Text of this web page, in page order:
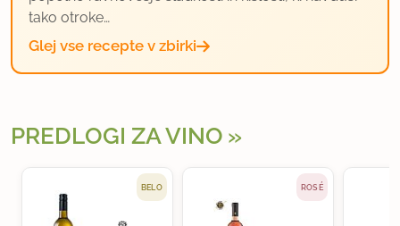
tako otroke…
Glej vse recepte v zbirki
PREDLOGI ZA VINO
BELO ROSÉ